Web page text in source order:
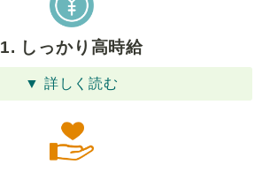
1. しっかり高時給
▼ 詳しく読む